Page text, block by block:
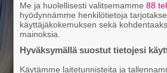
Me ja huolellisesti valitsemamme 88
hyödynnämme henkilötietoja
käyttäjäkokemuksen sekä
mainoksia.
Hyväksymällä suostut tietojesi
Käytämme laitetunnisteita ja